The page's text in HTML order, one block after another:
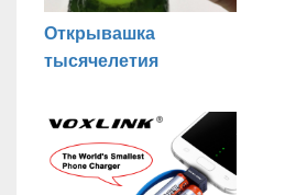
Открывашка
тысячелетия